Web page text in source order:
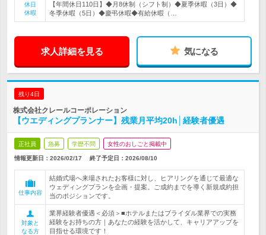
休日
休暇
【年間休日110日】◆月8休制（シフト制）◆夏季休暇（3日）◆
冬季休暇（5日）◆慶弔休暇◆有給休暇（…
求人詳細を見る 気になる
残り4日
株式会社クレールコーポレーション
【ウエディングプランナー】残業月平均20h│経験者優遇
正社員 急募 学歴不問 女性のおしごと掲載中
情報更新日：2026/02/17 終了予定日： 2026/08/10
仕事内容
結婚式場へ来場されたお客様に対し、ヒアリングを通じて最適な
ウェディングプランを企画・提案。ご成約までを導く新規成約担
当のポジションです。
対象と
なる方
業界経験者優遇＜必須＞■ホテルまたはブライダル業界での実務
経験をお持ちの方｜あなたの経験を活かして、キャリアアップを
目指せる環境です！